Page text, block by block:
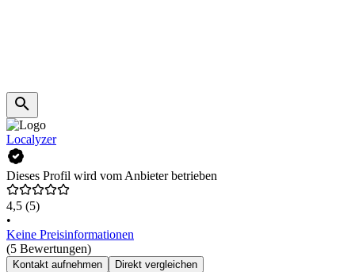
Localyzer
Dieses Profil wird vom Anbieter betrieben
4,5 (5)
•
Keine Preisinformationen
(5 Bewertungen)
Kontakt aufnehmen Direkt vergleichen